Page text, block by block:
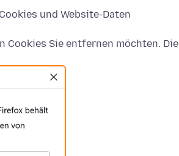
und Website-Daten
Cookies Sie entfernen möchten. Die